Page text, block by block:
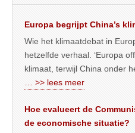
Europa begrijpt China’s
Wie het klimaatdebat in
hetzelfde verhaal. ‘Europa
klimaat, terwijl China onder
… >> lees meer
Hoe evalueert de
de economische situatie?